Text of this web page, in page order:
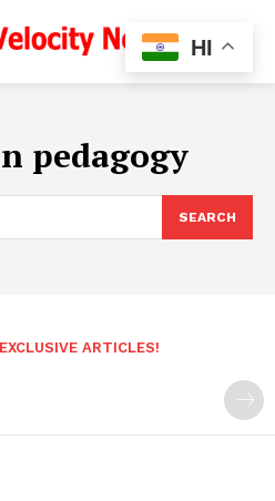
pedagogy
SEARCH
ARTICLES!
HI